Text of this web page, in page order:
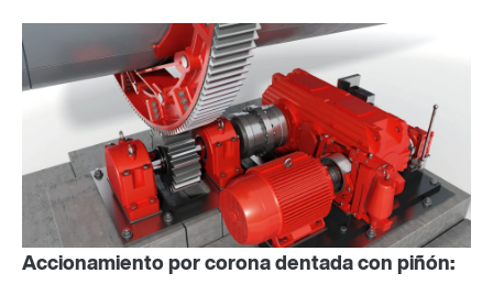
Accionamiento por corona dentada con piñón: